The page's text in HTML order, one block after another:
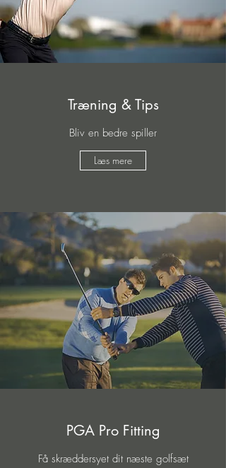
Træning & Tips
Bliv en bedre spiller
Læs mere
PGA Pro Fitting
Få skræddersyet dit næste golfsæt